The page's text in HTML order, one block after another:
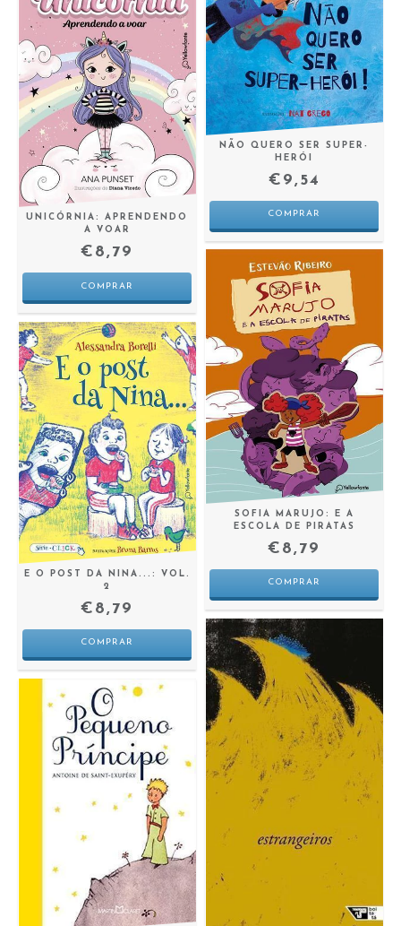
UNICÓRNIA: APRENDENDO
A VOAR
€8,79
NÃO QUERO SER SUPER-
HERÓI
€9,54
E O POST DA NINA...: VOL.
2
€8,79
SOFIA MARUJO: E A
ESCOLA DE PIRATAS
€8,79